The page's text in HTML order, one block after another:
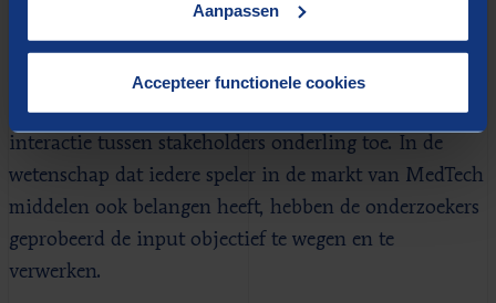
Aanpassen
Accepteer functionele cookies
sluis voor toelating van MedTech middelen is
gebaseerd op tientallen gesprekken met stakeholders en
een beperkte deskresearch. De beperkte doorlooptijd
en de coronaperiode lieten geen discussies of
interactie tussen stakeholders onderling toe. In de
wetenschap dat iedere speler in de markt van MedTech
middelen ook belangen heeft, hebben de onderzoekers
geprobeerd de input objectief te wegen en te
verwerken.